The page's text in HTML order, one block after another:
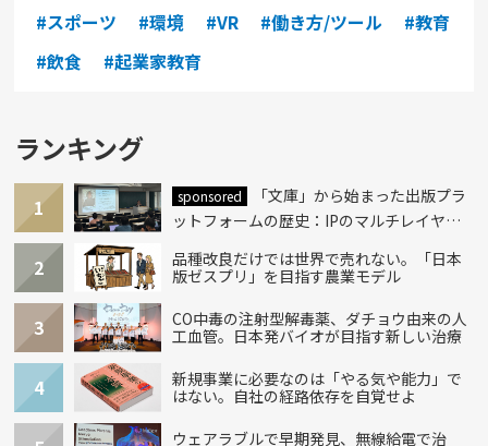
#スポーツ
#環境 #VR #働き方/ツール
#教育
#飲食
#起業家教育
ランキング
1 sponsored
「文庫」から始まった出版プラ
ットフォームの歴史：IPのマルチレイヤー
2
品種改良だけでは世界で売れない。「日本
版ゼスプリ」を目指す農業モデル
3
CO中毒の注射型解毒薬、ダチョウ由来の人
工血管。日本発バイオが目指す新しい治療
4
新規事業に必要なのは「やる気や能力」で
はない。自社の経路依存を自覚せよ
ウェアラブルで早期発見、無線給電で治